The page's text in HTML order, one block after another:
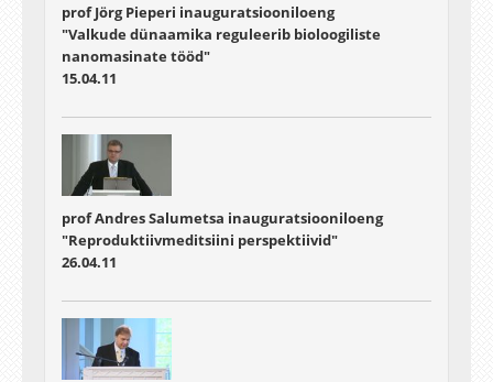
prof Jörg Pieperi inauguratsiooniloeng
"Valkude dünaamika reguleerib bioloogiliste
nanomasinate tööd"
15.04.11
prof Andres Salumetsa inauguratsiooniloeng
"Reproduktiivmeditsiini perspektiivid"
26.04.11